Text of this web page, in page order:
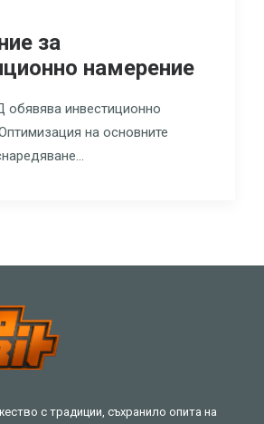
за
намерение
обявява инвестиционно
на основните
с традиции, съхранило опита на